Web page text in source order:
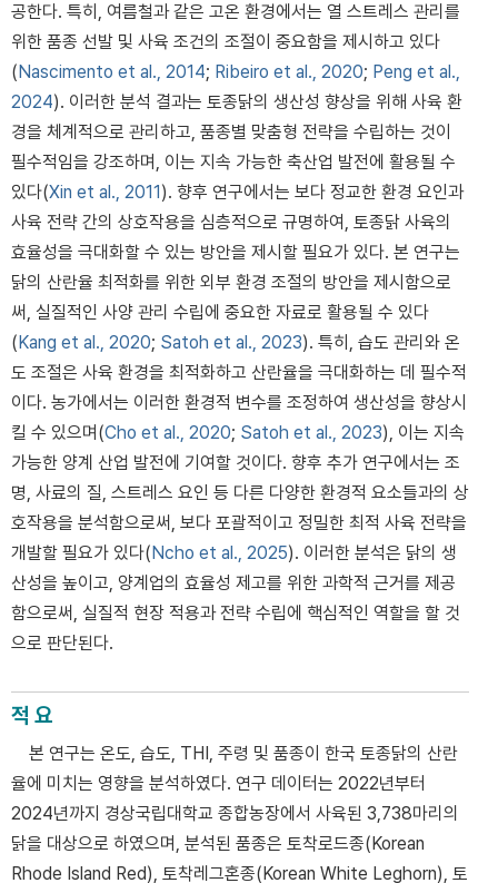
공한다. 특히, 여름철과 같은 고온 환경에서는 열 스트레스 관리를
위한 품종 선발 및 사육 조건의 조절이 중요함을 제시하고 있다
(Nascimento et al., 2014; Ribeiro et al., 2020; Peng et al.,
2024). 이러한 분석 결과는 토종닭의 생산성 향상을 위해 사육 환
경을 체계적으로 관리하고, 품종별 맞춤형 전략을 수립하는 것이
필수적임을 강조하며, 이는 지속 가능한 축산업 발전에 활용될 수
있다(Xin et al., 2011). 향후 연구에서는 보다 정교한 환경 요인과
사육 전략 간의 상호작용을 심층적으로 규명하여, 토종닭 사육의
효율성을 극대화할 수 있는 방안을 제시할 필요가 있다. 본 연구는
닭의 산란율 최적화를 위한 외부 환경 조절의 방안을 제시함으로
써, 실질적인 사양 관리 수립에 중요한 자료로 활용될 수 있다
(Kang et al., 2020; Satoh et al., 2023). 특히, 습도 관리와 온
도 조절은 사육 환경을 최적화하고 산란율을 극대화하는 데 필수적
이다. 농가에서는 이러한 환경적 변수를 조정하여 생산성을 향상시
킬 수 있으며(Cho et al., 2020; Satoh et al., 2023), 이는 지속
가능한 양계 산업 발전에 기여할 것이다. 향후 추가 연구에서는 조
명, 사료의 질, 스트레스 요인 등 다른 다양한 환경적 요소들과의 상
호작용을 분석함으로써, 보다 포괄적이고 정밀한 최적 사육 전략을
개발할 필요가 있다(Ncho et al., 2025). 이러한 분석은 닭의 생
산성을 높이고, 양계업의 효율성 제고를 위한 과학적 근거를 제공
함으로써, 실질적 현장 적용과 전략 수립에 핵심적인 역할을 할 것
으로 판단된다.
적 요
본 연구는 온도, 습도, THI, 주령 및 품종이 한국 토종닭의 산란
율에 미치는 영향을 분석하였다. 연구 데이터는 2022년부터
2024년까지 경상국립대학교 종합농장에서 사육된 3,738마리의
닭을 대상으로 하였으며, 분석된 품종은 토착로드종(Korean
Rhode Island Red), 토착레그혼종(Korean White Leghorn), 토